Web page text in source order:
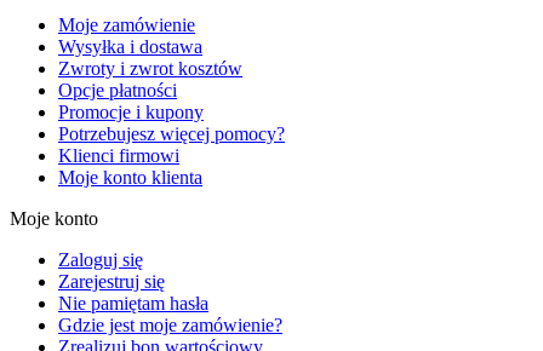
Moje zamówienie
Wysyłka i dostawa
Zwroty i zwrot kosztów
Opcje płatności
Promocje i kupony
Potrzebujesz więcej pomocy?
Klienci firmowi
Moje konto klienta
Moje konto
Zaloguj się
Zarejestruj się
Nie pamiętam hasła
Gdzie jest moje zamówienie?